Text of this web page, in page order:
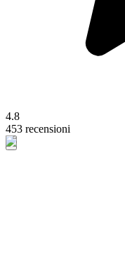
4.8
453 recensioni